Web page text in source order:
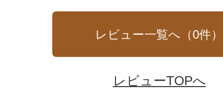
レビュー一覧へ（0件）
レビューTOPへ